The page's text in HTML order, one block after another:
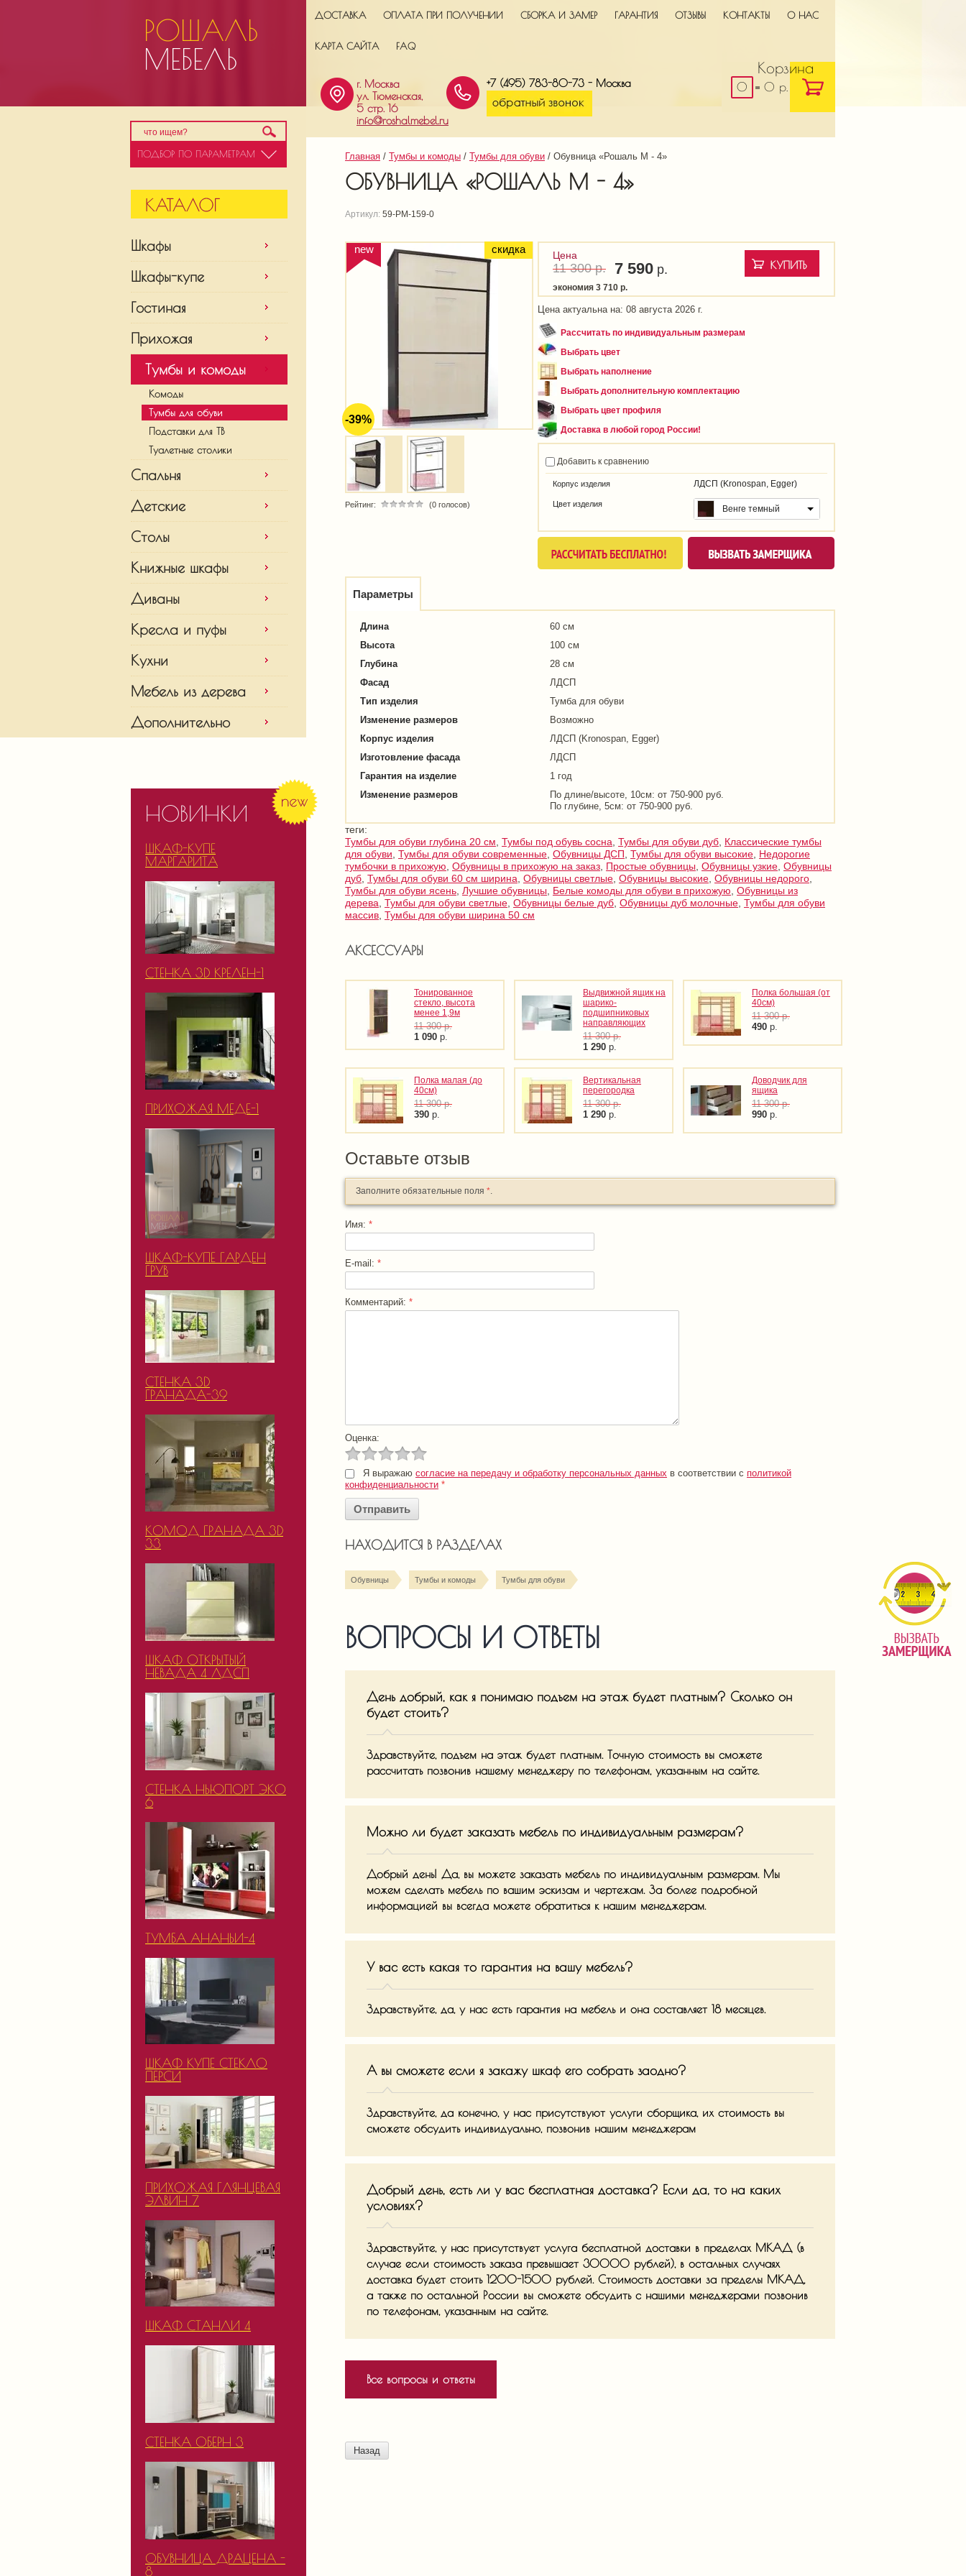
РОШАЛЬ
МЕБЕЛЬ
ПОДБОР ПО ПАРАМЕТРАМ
Шкафы
Шкафы-купе
Гостиная
Прихожая
Тумбы и комоды
Комоды
Тумбы для обуви
Подставки для ТВ
Туалетные столики
Спальня
Детские
Столы
Книжные шкафы
Диваны
Кресла и пуфы
Кухни
Мебель из дерева
Дополнительно
НОВИНКИ
ШКАФ-КУПЕ
МАРГАРИТА
СТЕНКА 3D КРЕЛЕН-1
ПРИХОЖАЯ МЕДЕ-1
ШКАФ-КУПЕ ГАРДЕН
ГРУВ
СТЕНКА 3D
ГРАНАДА-39
КОМОД ГРАНАДА 3D
33
ШКАФ ОТКРЫТЫЙ
НЕВАДА 4 ЛДСП
СТЕНКА НЬЮПОРТ ЭКО
6
ТУМБА АНАНЬИ-4
ШКАФ КУПЕ СТЕКЛО
ПЕРСИ
ПРИХОЖАЯ ГЛЯНЦЕВАЯ
ЭЛВИН 7
ШКАФ СТАНЛИ 4
СТЕНКА ОБЕРН 3
ОБУВНИЦА ДРАЦЕНА -
8
ДОСТАВКА ОПЛАТА ПРИ ПОЛУЧЕНИИ СБОРКА И ЗАМЕР ГАРАНТИЯ ОТЗЫВЫ КОНТАКТЫ О НАС
КАРТА САЙТА FAQ
г. Москва
ул. Тюменская,
5 стр. 16
info@roshalmebel.ru
+7 (495) 783-80-73 - Москва 0 0 р.
Главная / Тумбы и комоды / Тумбы для обуви / Обувница «Рошаль М - 4»
ОБУВНИЦА «РОШАЛЬ М - 4»
Артикул: 59-РМ-159-0
скидка
-39%
new
Рейтинг: (0 голосов)
Цена
11 300р. 7 590 р.
экономия 3 710 р.
Цена актуальна на: 08 августа 2026 г.
Рассчитать по индивидуальным размерам
Выбрать цвет
Выбрать наполнение
Выбрать дополнительную комплектацию
Выбрать цвет профиля
Доставка в любой город России!
Добавить к сравнению
Корпус изделия ЛДСП (Kronospan, Egger)
Цвет изделия Венге темный
Параметры
Длина
60 см
Высота
100 см
Глубина
28 см
Фасад
ЛДСП
Тип изделия
Тумба для обуви
Изменение размеров
Возможно
Корпус изделия
ЛДСП (Kronospan, Egger)
Изготовление фасада
ЛДСП
Гарантия на изделие
1 год
Изменение размеров
По длине/высоте, 10см: от 750-900 руб.
По глубине, 5см: от 750-900 руб.
теги:
Тумбы для обуви глубина 20 см Тумбы под обувь сосна Тумбы для обуви дуб Классические тумбы
для обуви Тумбы для обуви современные Обувницы ДСП Тумбы для обуви высокие Недорогие
тумбочки в прихожую Обувницы в прихожую на заказ Простые обувницы Обувницы узкие Обувницы
дуб Тумбы для обуви 60 см ширина Обувницы светлые Обувницы высокие Обувницы недорого
Тумбы для обуви ясень Лучшие обувницы Белые комоды для обуви в прихожую Обувницы из
дерева Тумбы для обуви светлые Обувницы белые дуб Обувницы дуб молочные Тумбы для обуви
массив Тумбы для обуви ширина 50 см
АКСЕССУАРЫ
Тонированное
стекло, высота
менее 1,9м
11 300р.
1 090 р.
Выдвижной ящик на
шарико-
подшипниковых
направляющих
11 300р.
1 290 р.
Полка большая (от
40см)
11 300р.
490 р.
Полка малая (до
40см)
11 300р.
390 р.
Вертикальная
перегородка
11 300р.
1 290 р.
Доводчик для
ящика
11 300р.
990 р.
Оставьте отзыв
Заполните обязательные поля *.
Имя: *
E-mail: *
Комментарий: *
Оценка:
Я выражаю согласие на передачу и обработку персональных данных в соответствии с политикой
конфиденциальности *
НАХОДИТСЯ В РАЗДЕЛАХ
Обувницы Тумбы и комоды Тумбы для обуви
ВОПРОСЫ И ОТВЕТЫ
День добрый, как я понимаю подъем на этаж будет платным? Сколько он
будет стоить?
Здравствуйте, подъем на этаж будет платным. Точную стоимость вы сможете
рассчитать позвонив нашему менеджеру по телефонам, указанным на сайте.
Можно ли будет заказать мебель по индивидуальным размерам?
Добрый день! Да, вы можете заказать мебель по индивидуальным размерам. Мы
можем сделать мебель по вашим эскизам и чертежам. За более подробной
информацией вы всегда можете обратиться к нашим менеджерам.
У вас есть какая то гарантия на вашу мебель?
Здравствуйте, да, у нас есть гарантия на мебель и она составляет 18 месяцев.
А вы сможете если я закажу шкаф его собрать заодно?
Здравствуйте, да конечно, у нас присутствуют услуги сборщика, их стоимость вы
сможете обсудить индивидуально, позвонив нашим менеджерам
Добрый день, есть ли у вас бесплатная доставка? Если да, то на каких
условиях?
Здравствуйте, у нас присутствует услуга бесплатной доставки в пределах МКАД (в
случае если стоимость заказа превышает 30000 рублей), в остальных случаях
доставка будет стоить 1200-1500 рублей. Стоимость доставки за пределы МКАД,
а также по остальной России вы сможете обсудить с нашими менеджерами позвонив
по телефонам, указанным на сайте.
Все вопросы и ответы
Назад